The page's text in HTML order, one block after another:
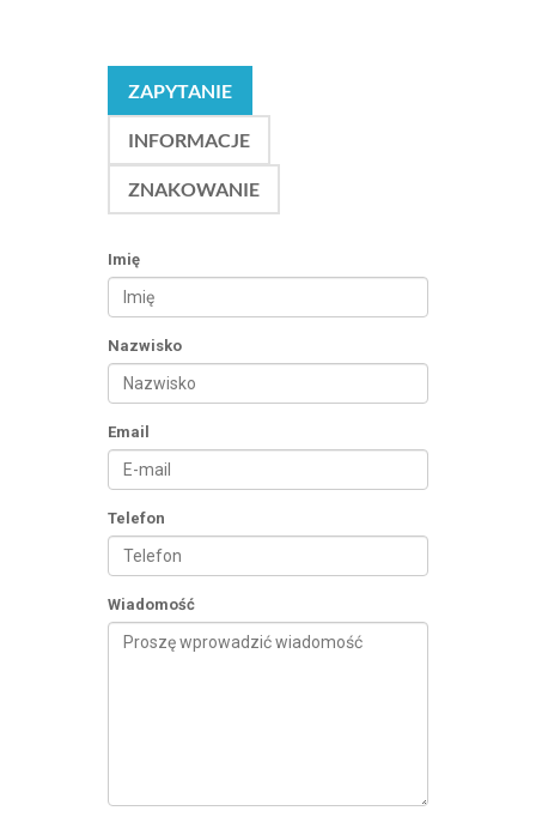
ZAPYTANIE
INFORMACJE
ZNAKOWANIE
Imię
Nazwisko
Email
Telefon
Wiadomość